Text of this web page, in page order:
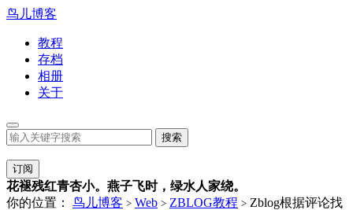
鸟儿博客
教程
存档
相册
关于
订阅
花褪残红青杏小。燕子飞时，绿水人家绕。
你的位置： 鸟儿博客 > Web > ZBLOG教程 > Zblog根据评论找